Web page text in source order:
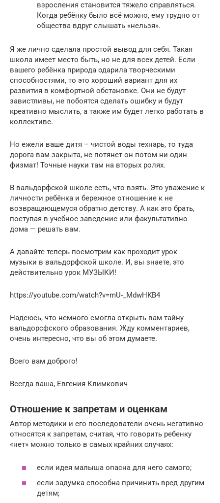
взросления становится тяжело справляться.
Когда ребёнку было всё можно, ему трудно от
общества вдруг слышать «нельзя».
Я же лично сделала простой вывод для себя. Такая
школа имеет место быть, но не для всех детей. Если
вашего ребёнка природа одарила творческими
способностями, то это хороший вариант для их
развития в комфортной обстановке. Они не будут
завистливы, не побоятся сделать ошибку и будут
креативно мыслить, а также им будет легко работать в
коллективе.
Но ежели ваше дитя – чистой воды технарь, то туда
дорога вам закрыта, не потянет он потом ни один
физмат! Точные науки там на вторых ролях.
В вальдорфской школе есть, что взять. Это уважение к
личности ребёнка и бережное отношение к не
возвращающемуся обратно детству. А как это брать,
поступая в учебное заведение или факультативно
дома — решать вам.
А давайте теперь посмотрим как проходит урок
музыки в вальдорфской школе. И, вы знаете, это
действительно урок МУЗЫКИ!
https://youtube.com/watch?v=mU-_MdwHKB4
Надеюсь, что немного смогла открыть вам тайну
вальдорсфского образования. Жду комментариев,
очень интересно, что вы об этом думаете.
Всего вам доброго!
Всегда ваша, Евгения Климкович
Отношение к запретам и оценкам
Автор методики и его последователи очень негативно
относятся к запретам, считая, что говорить ребенку
«нет» можно только в самых крайних случаях:
если идея малыша опасна для него самого;
если задумка способна причинить вред другим
детям;